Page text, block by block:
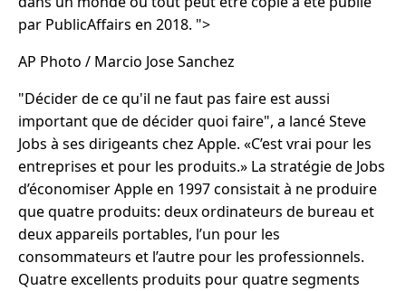
par PublicAffairs en 2018. ">
AP Photo / Marcio Jose Sanchez
"Décider de ce qu'il ne faut pas faire est aussi
important que de décider quoi faire", a lancé Steve
Jobs à ses dirigeants chez Apple. «C’est vrai pour les
entreprises et pour les produits.» La stratégie de Jobs
d’économiser Apple en 1997 consistait à ne produire
que quatre produits: deux ordinateurs de bureau et
deux appareils portables, l’un pour les
consommateurs et l’autre pour les professionnels.
Quatre excellents produits pour quatre segments